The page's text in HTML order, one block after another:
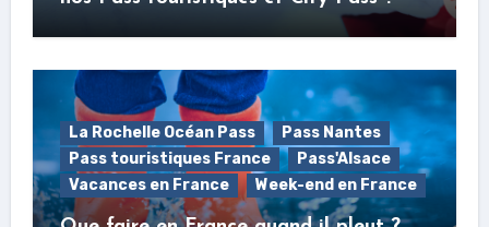
La Rochelle Océan Pass
Pass Nantes
Pass touristiques France
Pass'Alsace
Vacances en France
Week-end en France